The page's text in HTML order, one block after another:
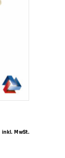
inkl. MwSt.